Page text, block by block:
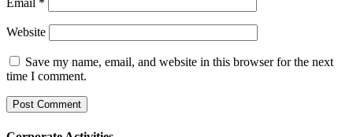
Email *
Website
Save my name, email, and website in this browser for the next
time I comment.